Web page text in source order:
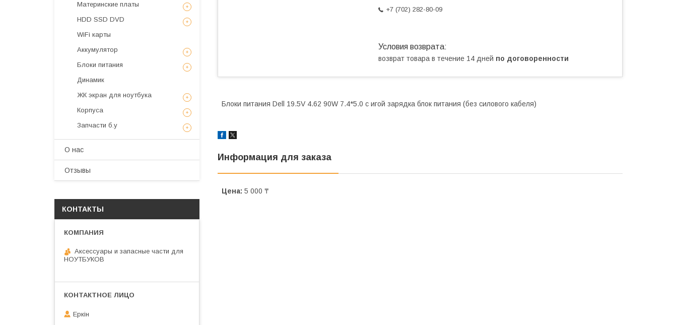
+7 (702) 282-80-09
возврат товара в течение 14 дней по договоренности
Блоки питания Dell 19.5V 4.62 90W 7.4*5.0 с игой зарядка блок питания (без силового кабеля)
Информация для заказа
Цена: 5 000 ₸
Материнские платы
HDD SSD DVD
WiFi карты
Аккумулятор
Блоки питания
Динамик
ЖК экран для ноутбука
Корпуса
Запчасти б.у
О нас
Отзывы
КОНТАКТЫ
Аксессуары и запасные части для
НОУТБУКОВ
Еркін